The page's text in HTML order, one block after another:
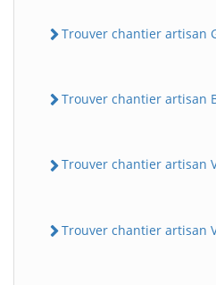
Trouver chantier artisan
Trouver chantier artisan
Trouver chantier artisan
Trouver chantier artisan